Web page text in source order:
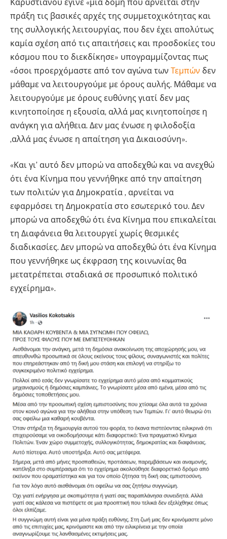
Καρυστιανού έγινε «μια δομή που αρνείται στην
πράξη τις βασικές αρχές της συμμετοχικότητας και
της συλλογικής λειτουργίας, που δεν έχει απολύτως
καμία σχέση από τις απαιτήσεις και προσδοκίες του
κόσμου που το διεκδίκησε» υπογραμμίζοντας πως
«όσοι προερχόμαστε από τον αγώνα των Τεμπών δεν
μάθαμε να λειτουργούμε με όρους αυλής. Μάθαμε να
λειτουργούμε με όρους ευθύνης γιατί δεν μας
κινητοποίησε η εξουσία, αλλά μας κινητοποίησε η
ανάγκη για αλήθεια. Δεν μας ένωσε η φιλοδοξία
,αλλά μας ένωσε η απαίτηση για Δικαιοσύνη».
«Και γι’ αυτό δεν μπορώ να αποδεχθώ και να ανεχθώ
ότι ένα Κίνημα που γεννήθηκε από την απαίτηση
των πολιτών για Δημοκρατία , αρνείται να
εφαρμόσει τη Δημοκρατία στο εσωτερικό του. Δεν
μπορώ να αποδεχθώ ότι ένα Κίνημα που επικαλείται
τη Διαφάνεια θα λειτουργεί χωρίς θεσμικές
διαδικασίες. Δεν μπορώ να αποδεχθώ ότι ένα Κίνημα
που γεννήθηκε ως έκφραση της κοινωνίας θα
μετατρέπεται σταδιακά σε προσωπικό πολιτικό
εγχείρημα».